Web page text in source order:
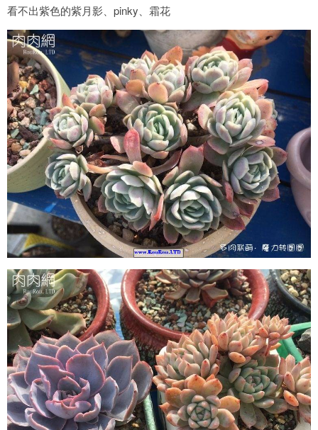
看不出紫色的紫月影、pinky、霜花